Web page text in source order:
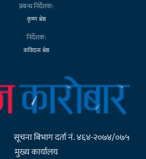
प्रबन्ध निर्देशक:
कृष्ण श्रेष्ठ
निर्देशक:
कविदास श्रेष्ठ
सूचना बिभाग दर्ता नं. ४६४-२०७४/०७५
मुख्य कार्यालय